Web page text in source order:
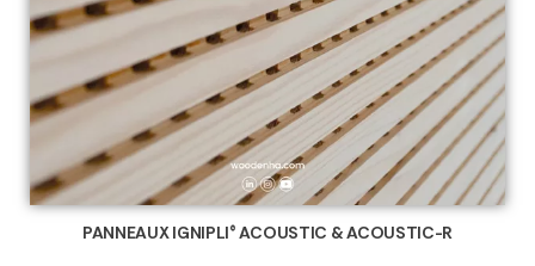
PANNEAUX IGNIPLI® ACOUSTIC & ACOUSTIC-R